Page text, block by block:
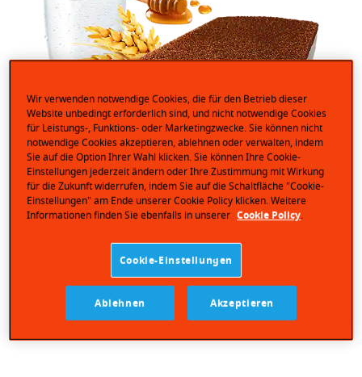
Kühle Milchcreme zwischen zwei lockeren Schnitten.
Unkompliziert und frisch aus dem Kühlschrank ist
ohne Farb- und Konservierungsstoffe.
Wir verwenden notwendige Cookies, die für den Betrieb dieser
Website unbedingt erforderlich sind, und nicht notwendige Cookies
für Leistungs-, Funktions- oder Marketingzwecke. Sie können nicht
notwendige Cookies akzeptieren, ablehnen oder verwalten, indem
Sie auf die Option Ihrer Wahl klicken. Sie können Ihre Cookie-
Einstellungen jederzeit ändern oder Ihre Zustimmung mit Wirkung
für die Zukunft widerrufen, indem Sie auf die Schaltfläche "Cookie-
Einstellungen" am Ende unserer Cookie Policy klicken. Weitere
Informationen finden Sie ebenfalls in unserer Cookie Policy.
Cookie-Einstellungen
Ablehnen Akzeptieren